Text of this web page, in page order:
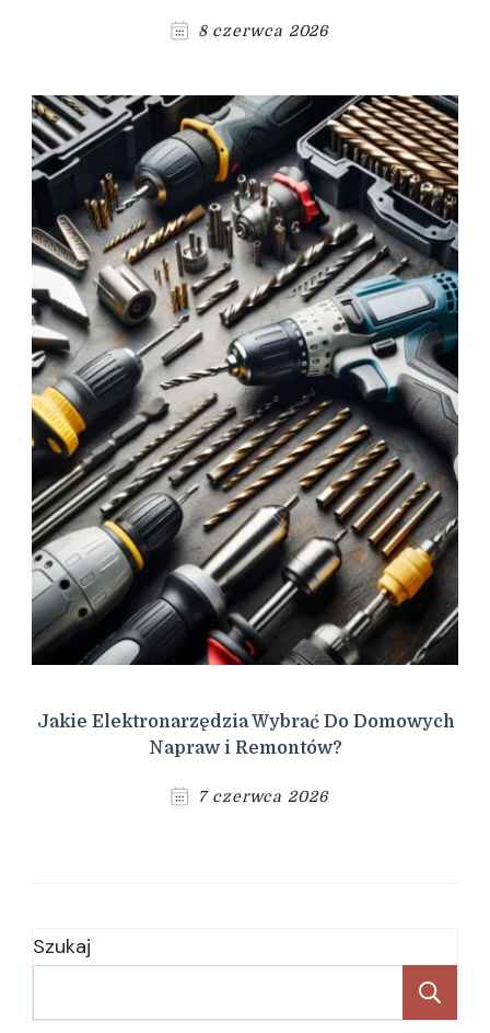
8 czerwca 2026
Jakie Elektronarzędzia Wybrać Do Domowych
Napraw i Remontów?
7 czerwca 2026
Szukaj